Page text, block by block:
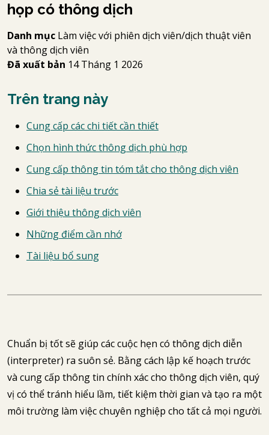
họp có thông dịch
Danh mục Làm việc với phiên dịch viên/dịch thuật viên
và thông dịch viên
Đã xuất bản 14 Tháng 1 2026
Trên trang này
Cung cấp các chi tiết cần thiết
Chọn hình thức thông dịch phù hợp
Cung cấp thông tin tóm tắt cho thông dịch viên
Chia sẻ tài liệu trước
Giới thiệu thông dịch viên
Những điểm cần nhớ
Tài liệu bổ sung
Chuẩn bị tốt sẽ giúp các cuộc hẹn có thông dịch diễn
(interpreter) ra suôn sẻ. Bằng cách lập kế hoạch trước
và cung cấp thông tin chính xác cho thông dịch viên, quý
vị có thể tránh hiểu lầm, tiết kiệm thời gian và tạo ra một
môi trường làm việc chuyên nghiệp cho tất cả mọi người.